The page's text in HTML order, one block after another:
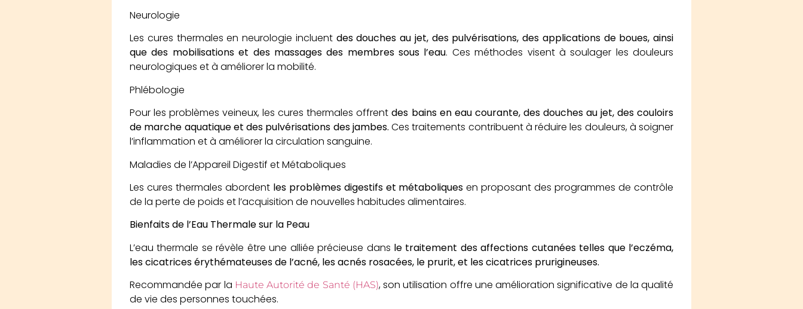
Neurologie
Les cures thermales en neurologie incluent des douches au jet, des pulvérisations, des applications de boues, ainsi
que des mobilisations et des massages des membres sous l’eau. Ces méthodes visent à soulager les douleurs
neurologiques et à améliorer la mobilité.
Phlébologie
Pour les problèmes veineux, les cures thermales offrentdes bains en eau courante, des douches au jet, des couloirs
de marche aquatique et des pulvérisations des jambes. Ces traitements contribuent à réduire les douleurs, à soigner
l’inflammation et à améliorer la circulation sanguine.
Maladies de l’Appareil Digestif et Métaboliques
Les cures thermales abordent les problèmes digestifs et métaboliques en proposant des programmes de contrôle
de la perte de poids et l’acquisition de nouvelles habitudes alimentaires.
Bienfaits de l’Eau Thermale sur la Peau
L’eau thermale se révèle être une alliée précieuse dans le traitement des affections cutanées telles que l’eczéma,
les cicatrices érythémateuses de l’acné, les acnés rosacées, le prurit, et les cicatrices prurigineuses.
Recommandée par la Haute Autorité de Santé (HAS), son utilisation offre une amélioration significative de la qualité
de vie des personnes touchées.